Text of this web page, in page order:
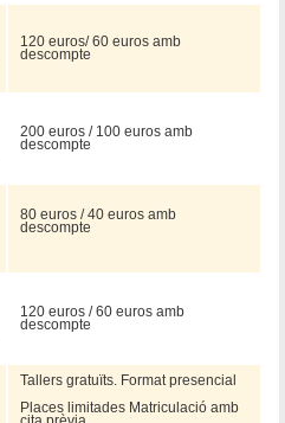
120 euros/ 60 euros amb
descompte
200 euros / 100 euros amb
descompte
80 euros / 40 euros amb
descompte
120 euros / 60 euros amb
descompte
Tallers gratuïts. Format presencial
Places limitades Matriculació amb